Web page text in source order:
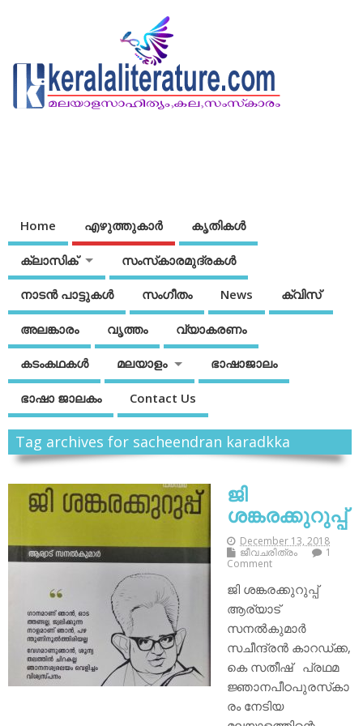
Home എഴുത്തുകാര്‍ കൃതികൾ
ക്ലാസിക് സംസ്‌കാരമുദ്രകള്‍
നാടന്‍ പാട്ടുകള്‍ സംഗീതം News ക്വിസ്
അലങ്കാരം വൃത്തം വ്യാകരണം
കടംകഥകള്‍ മലയാളം ഭാഷാജാലം
ഭാഷാ ജാലകം Contact Us
Tag archives for sacheendran karadkka
ജി
ശങ്കരക്കുറുപ്പ്
December 13, 2018
ജീവചരിത്രം
1
Comment
ജി ശങ്കരക്കുറുപ്പ്
ആര്യാട്
സനല്‍കുമാര്‍
സചീന്ദ്രന്‍ കാറഡ്ക്ക,
കെ സതീഷ് പ്രഥമ
ജ്ഞാനപീഠപുരസ്‌കാ
രം നേടിയ